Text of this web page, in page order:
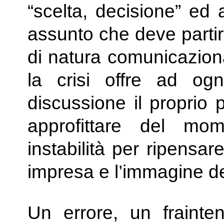
“scelta, decisione” ed
assunto che deve
di natura
la crisi offre ad
discussione il proprio
approfittare del
instabilità per
impresa e l’immagine
Un errore, un